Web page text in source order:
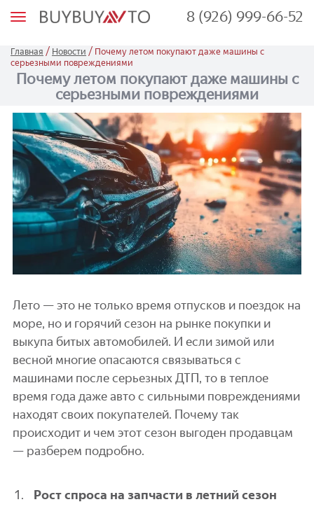
М
ю
8 (926) 999-66-52
Главная / Новости / Почему летом покупают даже машины с
серьезными повреждениями
Почему летом покупают даже машины с
серьезными повреждениями
Лето — это не только время отпусков и поездок на
море, но и горячий сезон на рынке покупки и
выкупа битых автомобилей. И если зимой или
весной многие опасаются связываться с
машинами после серьезных ДТП, то в теплое
время года даже авто с сильными повреждениями
находят своих покупателей. Почему так
происходит и чем этот сезон выгоден продавцам
— разберем подробно.
Рост спроса на запчасти в летний сезон